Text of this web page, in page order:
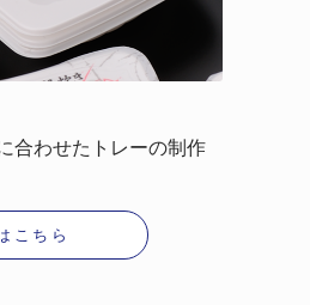
合わせたトレーの制作
こちら